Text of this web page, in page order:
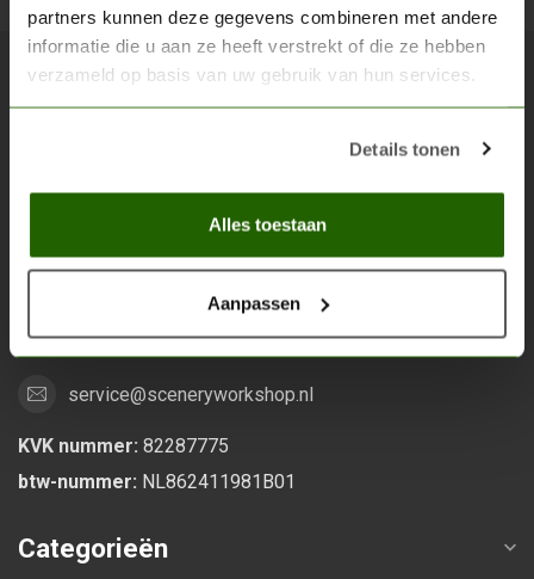
partners kunnen deze gegevens combineren met andere
informatie die u aan ze heeft verstrekt of die ze hebben
verzameld op basis van uw gebruik van hun services.
Details tonen
Alles toestaan
Aanpassen
Scenery Workshop BV
Alles voor je miniature wargaming en scenery
6533 KK Nijmegen
Nederland
service@sceneryworkshop.nl
KVK nummer: 82287775
btw-nummer: NL862411981B01
Categorieën